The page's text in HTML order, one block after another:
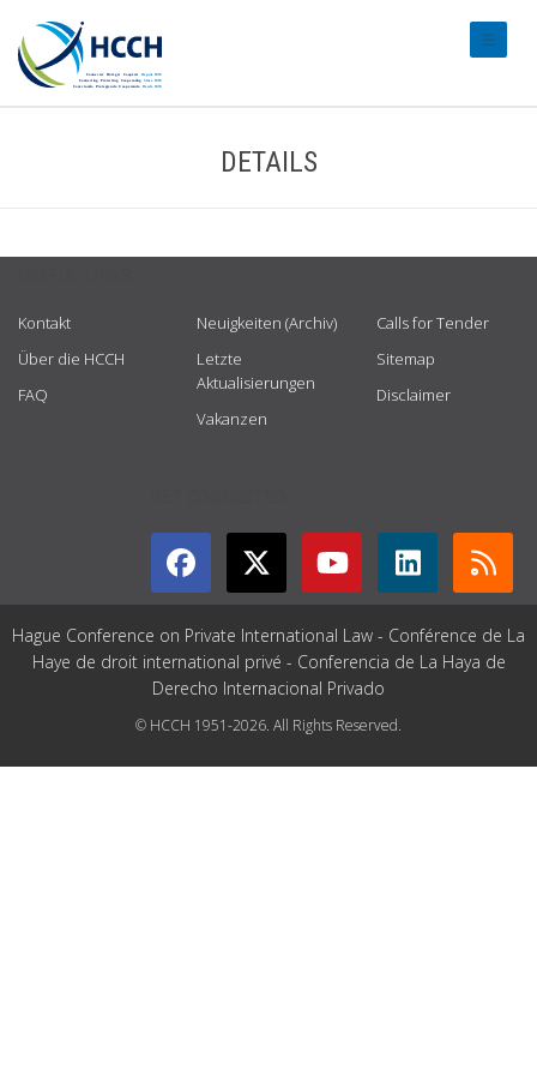
DETAILS
Kontakt
Über die HCCH
FAQ
Neuigkeiten (Archiv)
Letzte
Aktualisierungen
Vakanzen
Calls for Tender
Sitemap
Disclaimer
Hague Conference on Private International Law - Conférence de La
Haye de droit international privé - Conferencia de La Haya de
Derecho Internacional Privado
© HCCH 1951-2026. All Rights Reserved.